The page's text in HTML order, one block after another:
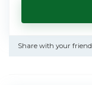
Share with your